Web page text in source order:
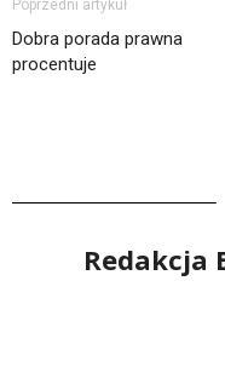
Poprzedni artykuł
Dobra porada prawna
procentuje
Redakcja